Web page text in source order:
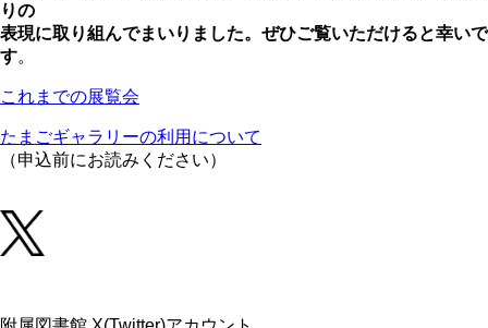
りの
表現に取り組んでまいりました。ぜひご覧いただけると幸いで
す。
これまでの展覧会
たまごギャラリーの利用について
（申込前にお読みください）